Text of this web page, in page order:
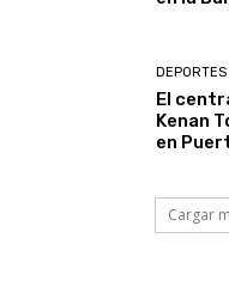
DEPORTES
El
Kenan
en
Cargar